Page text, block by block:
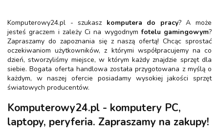
Komputerowy24.pl - szukasz komputera do pracy? A może
jesteś graczem i zależy Ci na wygodnymfotelu gamingowym?
Zapraszamy do zapoznania się z naszą ofertą! Chcąc sprostać
oczekiwaniom użytkowników, z którymi współpracujemy na co
dzień, stworzyliśmy miejsce, w którym każdy znajdzie sprzęt dla
siebie. Bogata oferta handlowa została przygotowana z myślą o
każdym, w naszej ofercie posiadamy wysokiej jakości sprzęt
światowych producentów.
Komputerowy24.pl - komputery PC,
laptopy, peryferia. Zapraszamy na zakupy!